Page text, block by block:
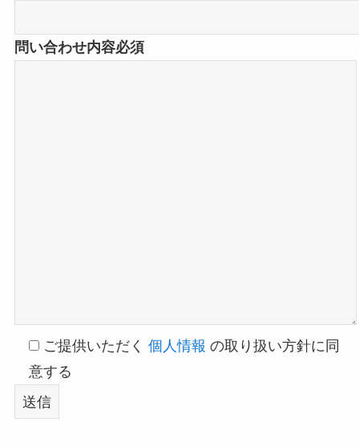
問い合わせ内容必須
ご提供いただく 個人情報 の取り扱い方針に同
意する